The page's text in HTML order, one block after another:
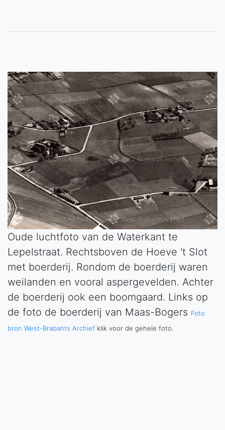
Oude luchtfoto van de Waterkant te
Lepelstraat. Rechtsboven de Hoeve 't Slot
met boerderij. Rondom de boerderij waren
weilanden en vooral aspergevelden. Achter
de boerderij ook een boomgaard. Links op
de foto de boerderij van Maas-Bogers Foto
bron West-Brabants Archief klik voor de gehele foto.